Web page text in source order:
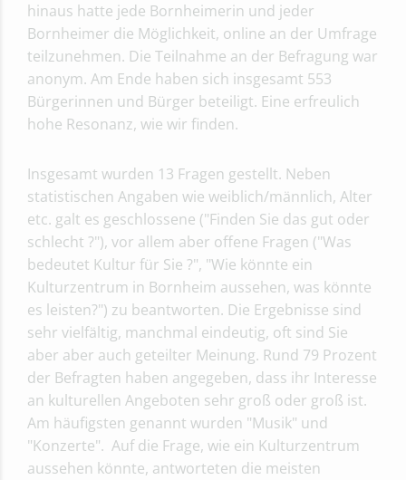
hinaus hatte jede Bornheimerin und jeder
Bornheimer die Möglichkeit, online an der Umfrage
teilzunehmen. Die Teilnahme an der Befragung war
anonym. Am Ende haben sich insgesamt 553
Bürgerinnen und Bürger beteiligt. Eine erfreulich
hohe Resonanz, wie wir finden.
Insgesamt wurden 13 Fragen gestellt. Neben
statistischen Angaben wie weiblich/männlich, Alter
etc. galt es geschlossene ("Finden Sie das gut oder
schlecht ?"), vor allem aber offene Fragen ("Was
bedeutet Kultur für Sie ?", "Wie könnte ein
Kulturzentrum in Bornheim aussehen, was könnte
es leisten?") zu beantworten. Die Ergebnisse sind
sehr vielfältig, manchmal eindeutig, oft sind Sie
aber aber auch geteilter Meinung. Rund 79 Prozent
der Befragten haben angegeben, dass ihr Interesse
an kulturellen Angeboten sehr groß oder groß ist.
Am häufigsten genannt wurden "Musik" und
"Konzerte". Auf die Frage, wie ein Kulturzentrum
aussehen könnte, antworteten die meisten